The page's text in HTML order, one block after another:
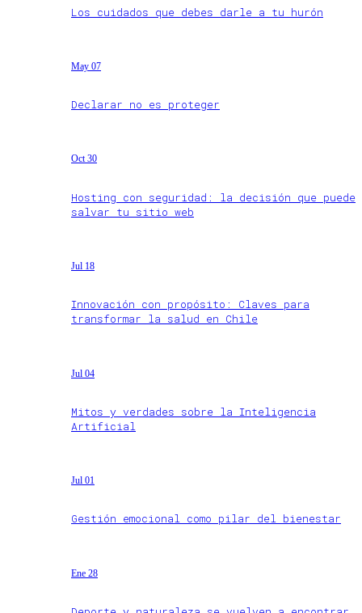
Los cuidados que debes darle a tu hurón
May 07
Declarar no es proteger
Oct 30
Hosting con seguridad: la decisión que puede
salvar tu sitio web
Jul 18
Innovación con propósito: Claves para
transformar la salud en Chile
Jul 04
Mitos y verdades sobre la Inteligencia
Artificial
Jul 01
Gestión emocional como pilar del bienestar
Ene 28